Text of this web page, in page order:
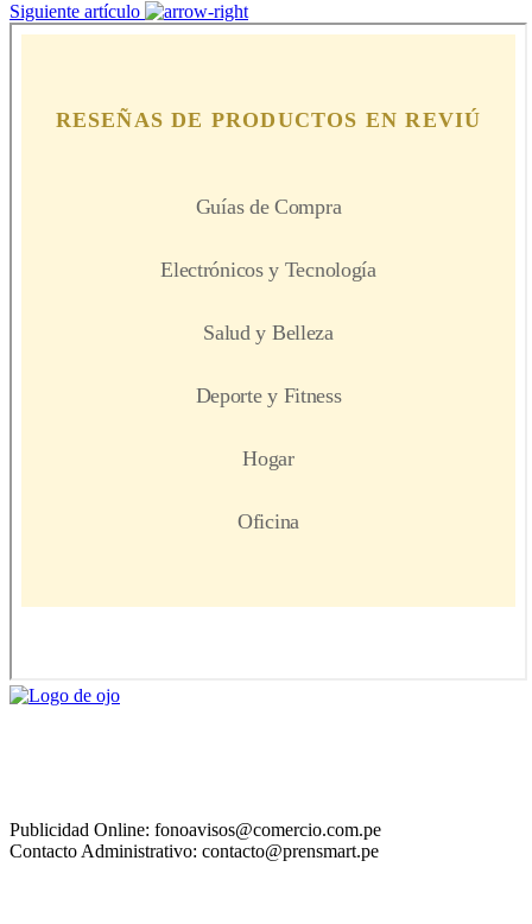
Siguiente artículo
Publicidad Online: fonoavisos@comercio.com.pe
Contacto Administrativo: contacto@prensmart.pe